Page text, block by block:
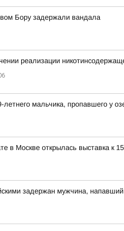
Бору задержали вандала
реализации
летнего мальчика, пропавшего у
в Москве открылась выставка к
задержан мужчина,